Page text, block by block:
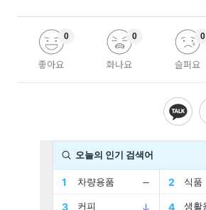
좋아요
0
화나요
0
슬퍼요
0